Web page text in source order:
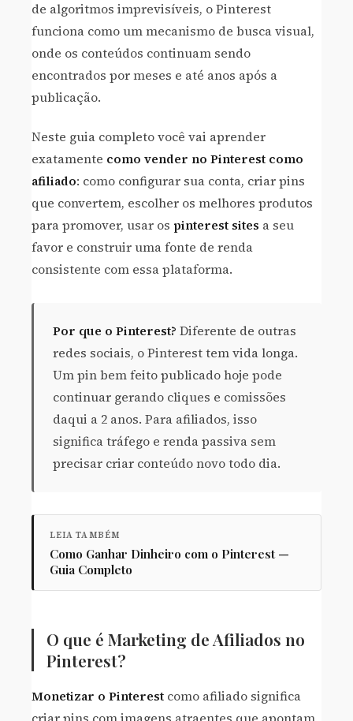
de algoritmos imprevisíveis, o Pinterest
funciona como um mecanismo de busca visual,
onde os conteúdos continuam sendo
encontrados por meses e até anos após a
publicação.
Neste guia completo você vai aprender
exatamente como vender no Pinterest como
afiliado: como configurar sua conta, criar pins
que convertem, escolher os melhores produtos
para promover, usar os pinterest sites a seu
favor e construir uma fonte de renda
consistente com essa plataforma.
Por que o Pinterest? Diferente de outras
redes sociais, o Pinterest tem vida longa.
Um pin bem feito publicado hoje pode
continuar gerando cliques e comissões
daqui a 2 anos. Para afiliados, isso
significa tráfego e renda passiva sem
precisar criar conteúdo novo todo dia.
LEIA TAMBÉM
Como Ganhar Dinheiro com o Pinterest —
Guia Completo
O que é Marketing de Afiliados no
Pinterest?
Monetizar o Pinterest como afiliado significa